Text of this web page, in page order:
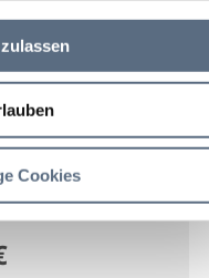
Cookies
Uhr